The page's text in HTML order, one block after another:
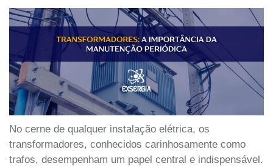
No cerne de qualquer instalação elétrica, os
transformadores, conhecidos carinhosamente como
trafos, desempenham um papel central e indispensável.